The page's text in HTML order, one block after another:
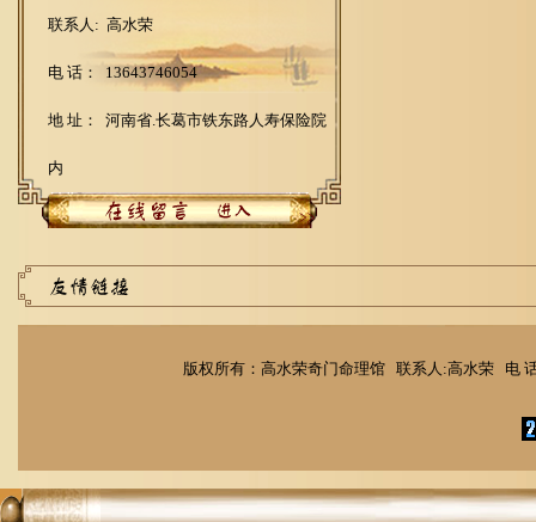
联系人: 高水荣
电 话： 13643746054
地 址： 河南省.长葛市铁东路人寿保险院
内
版权所有：高水荣奇门命理馆 联系人:高水荣 电